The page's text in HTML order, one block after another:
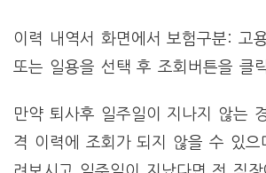
이력 내역서 화면에서 보험구분: 고
또는 일용을 선택 후 조회버튼을 클
만약 퇴사후 일주일이 지나지 않는
격 이력에 조회가 되지 않을 수 있